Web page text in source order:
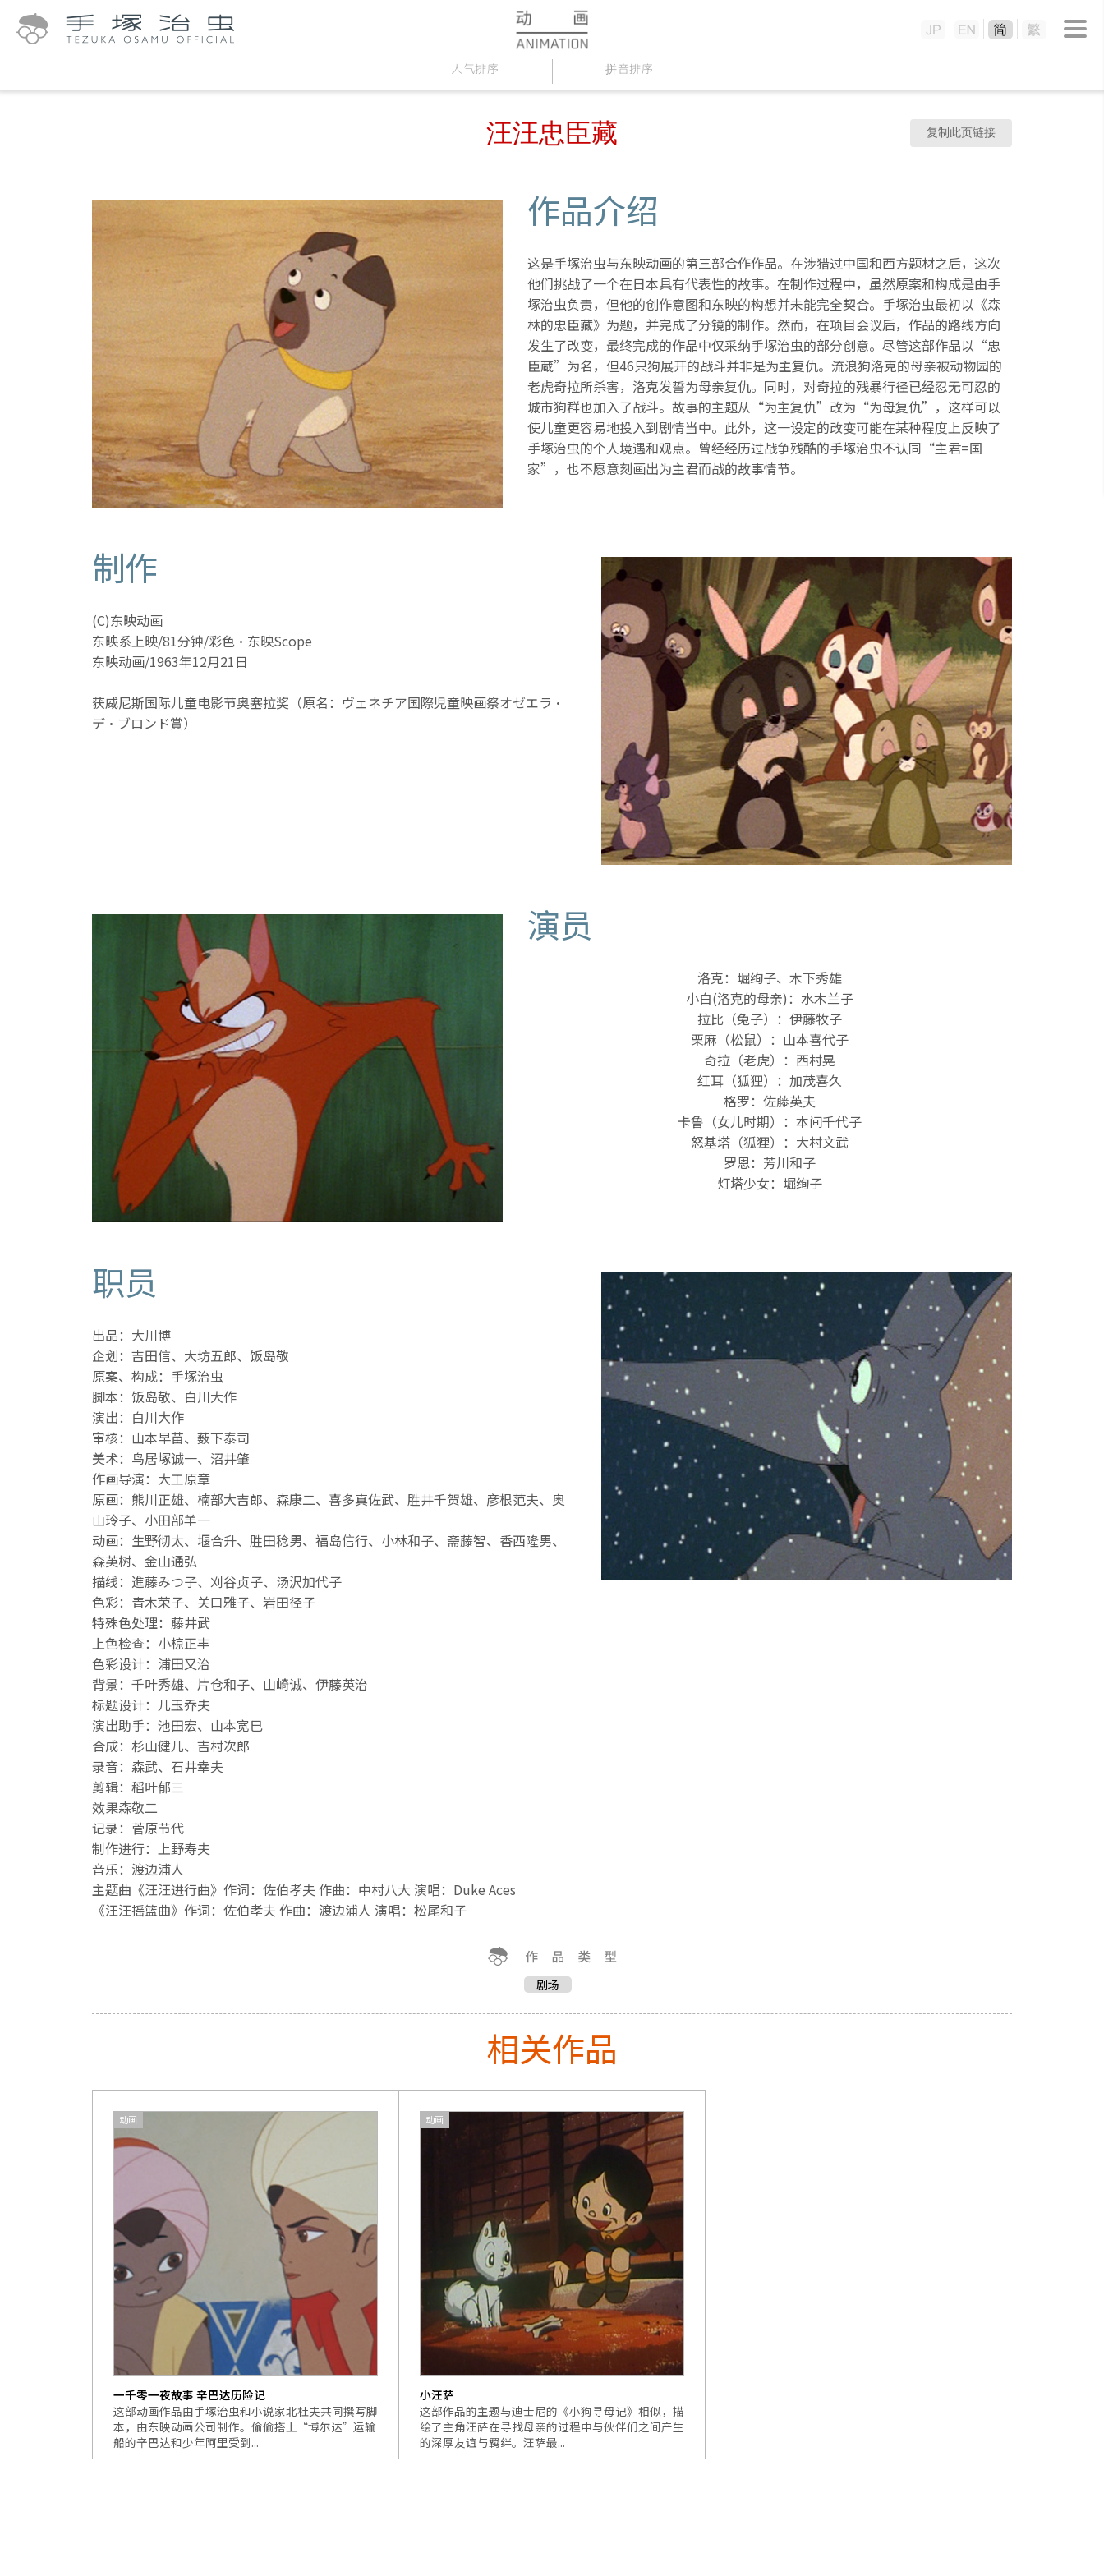
人气排序 拼音排序
汪汪忠臣藏 复制此页链接
作品介绍
这是手塚治虫与东映动画的第三部合作作品。在涉猎过中国和西方题材之后，这次
他们挑战了一个在日本具有代表性的故事。在制作过程中，虽然原案和构成是由手
塚治虫负责，但他的创作意图和东映的构想并未能完全契合。手塚治虫最初以《森
林的忠臣藏》为题，并完成了分镜的制作。然而，在项目会议后，作品的路线方向
发生了改变，最终完成的作品中仅采纳手塚治虫的部分创意。尽管这部作品以“忠
臣蔵”为名，但46只狗展开的战斗并非是为主复仇。流浪狗洛克的母亲被动物园的
老虎奇拉所杀害，洛克发誓为母亲复仇。同时，对奇拉的残暴行径已经忍无可忍的
城市狗群也加入了战斗。故事的主题从“为主复仇”改为“为母复仇”，这样可以
使儿童更容易地投入到剧情当中。此外，这一设定的改变可能在某种程度上反映了
手塚治虫的个人境遇和观点。曾经经历过战争残酷的手塚治虫不认同“主君=国
家”，也不愿意刻画出为主君而战的故事情节。
制作
(C)东映动画
东映系上映/81分钟/彩色·东映Scope
东映动画/1963年12月21日
获威尼斯国际儿童电影节奥塞拉奖（原名：ヴェネチア国際児童映画祭オゼエラ・
デ・ブロンド賞）
演员
洛克：堀绚子、木下秀雄
小白(洛克的母亲)：水木兰子
拉比（兔子）：伊藤牧子
栗麻（松鼠）：山本喜代子
奇拉（老虎）：西村晃
红耳（狐狸）：加茂喜久
格罗：佐藤英夫
卡鲁（女儿时期）：本间千代子
怒基塔（狐狸）：大村文武
罗恩：芳川和子
灯塔少女：堀绚子
职员
出品：大川博
企划：吉田信、大坊五郎、饭岛敬
原案、构成：手塚治虫
脚本：饭岛敬、白川大作
演出：白川大作
审核：山本早苗、薮下泰司
美术：鸟居塚诚一、沼井肇
作画导演：大工原章
原画：熊川正雄、楠部大吉郎、森康二、喜多真佐武、胜井千贺雄、彦根范夫、奥
山玲子、小田部羊一
动画：生野彻太、堰合升、胜田稔男、福岛信行、小林和子、斋藤智、香西隆男、
森英树、金山通弘
描线：進藤みつ子、刈谷贞子、汤沢加代子
色彩：青木荣子、关口雅子、岩田径子
特殊色处理：藤井武
上色检查：小椋正丰
色彩设计：浦田又治
背景：千叶秀雄、片仓和子、山崎诚、伊藤英治
标题设计：儿玉乔夫
演出助手：池田宏、山本宽巳
合成：杉山健儿、吉村次郎
录音：森武、石井幸夫
剪辑：稻叶郁三
效果森敬二
记录：菅原节代
制作进行：上野寿夫
音乐：渡边浦人
主题曲《汪汪进行曲》作词：佐伯孝夫 作曲：中村八大 演唱：Duke Aces
《汪汪摇篮曲》作词：佐伯孝夫 作曲：渡边浦人 演唱：松尾和子
剧场
相关作品
动画
一千零一夜故事 辛巴达历险记
这部动画作品由手塚治虫和小说家北杜夫共同撰写脚
本，由东映动画公司制作。偷偷搭上“博尔达”运输
船的辛巴达和少年阿里受到...
动画
小汪萨
这部作品的主题与迪士尼的《小狗寻母记》相似，描
绘了主角汪萨在寻找母亲的过程中与伙伴们之间产生
的深厚友谊与羁绊。汪萨最...